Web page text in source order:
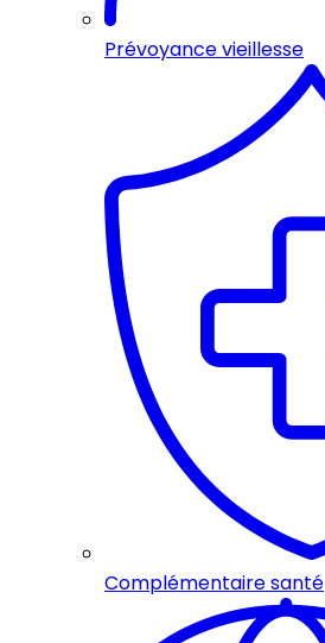
Prévoyance vieillesse
Complémentaire santé